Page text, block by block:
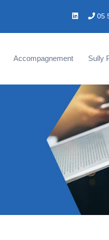
05
Accompagnement Sully